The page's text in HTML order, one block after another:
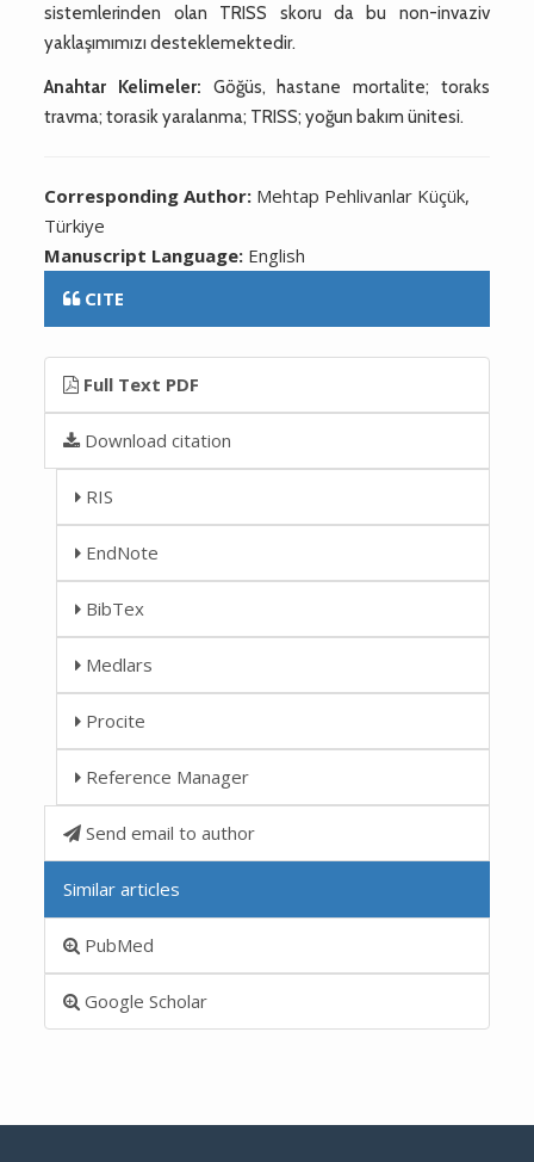
sistemlerinden olan TRISS skoru da bu non-invaziv
yaklaşımımızı desteklemektedir.
Anahtar Kelimeler: Göğüs, hastane mortalite; toraks
travma; torasik yaralanma; TRISS; yoğun bakım ünitesi.
Corresponding Author: Mehtap Pehlivanlar Küçük,
Türkiye
Manuscript Language: English
CITE
Full Text PDF
Download citation
RIS
EndNote
BibTex
Medlars
Procite
Reference Manager
Send email to author
Similar articles
PubMed
Google Scholar